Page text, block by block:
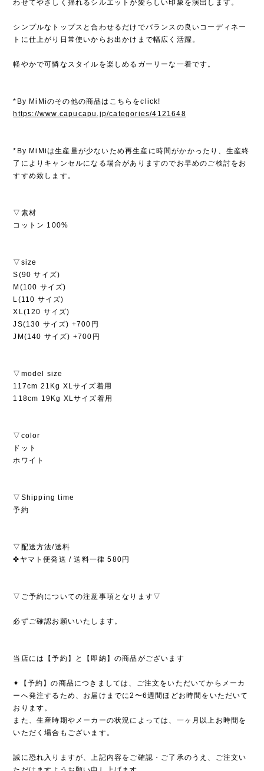
わせてやさしく揺れるシルエットが愛らしい印象を演出します。
シンプルなトップスと合わせるだけでバランスの良いコーディネー
トに仕上がり日常使いからお出かけまで幅広く活躍。
軽やかで可憐なスタイルを楽しめるガーリーな一着です。
*By MiMiのその他の商品はこちらをclick!
https://www.capucapu.jp/categories/4121648
*By MiMiは生産量が少ないため再生産に時間がかかったり、生産終
了によりキャンセルになる場合がありますのでお早めのご検討をお
すすめ致します。
▽素材
コットン 100%
▽size
S(90 サイズ)
M(100 サイズ)
L(110 サイズ)
XL(120 サイズ)
JS(130 サイズ) +700円
JM(140 サイズ) +700円
▽model size
117cm 21Kg XLサイズ着用
118cm 19Kg XLサイズ着用
▽color
ドット
ホワイト
▽Shipping time
予約
▽配送方法/送料
✤ヤマト便発送 / 送料一律 580円
▽ご予約についての注意事項となります▽
必ずご確認お願いいたします。
当店には【予約】と【即納】の商品がございます
✦【予約】の商品につきましては、ご注文をいただいてからメーカ
ーへ発注するため、お届けまでに2〜6週間ほどお時間をいただいて
おります。
また、生産時期やメーカーの状況によっては、一ヶ月以上お時間を
いただく場合もございます。
誠に恐れ入りますが、上記内容をご確認・ご了承のうえ、ご注文い